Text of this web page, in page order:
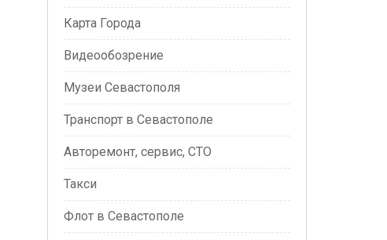
Карта Города
Видеообозрение
Музеи Севастополя
Транспорт в Севастополе
Авторемонт, сервис, СТО
Такси
Флот в Севастополе